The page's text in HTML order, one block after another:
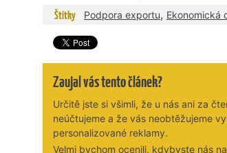
Štítky Podpora exportu, Ekonomická
Zaujal vás tento článek?
Určitě jste si všimli, že u nás ani za
neúčtujeme a že vás neobtěžujeme
personalizované reklamy.
Velmi bychom ocenili, kdybyste nás